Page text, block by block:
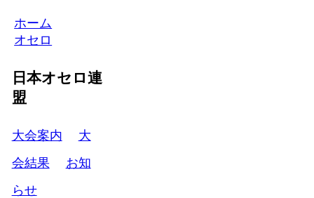
ホーム
オセロ
日本オセロ連
盟
大会案内
大
会結果
お知
らせ